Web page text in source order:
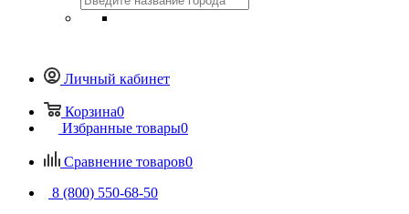
Личный кабинет
Корзина0
Избранные товары0
Сравнение товаров0
8 (800) 550-68-50